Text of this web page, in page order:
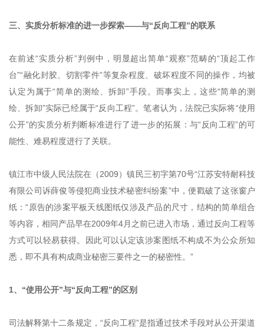
三、实质分析标准的进一步探索——与“反向工程”的联系
在前述“实质分析”判例中，明显超出简单“观察”范畴的“顶起工作
台”“融化封胶、切割零件”等复杂程度、破坏程度不同的操作，均被
认定为属于“简单的测绘、拆卸”手段。而事实上，这些“简单的测
绘、拆卸”实际已经属于“反向工程”。笔者认为，法院已实际将“使用
公开”的实质分析判断标准进行了进一步的拓展：与“反向工程”的可
能性、难易程度进行了关联。
镇江市中级人民法院在（2009）镇民三初字第70号“江苏安特耐科技
有限公司诉薛俊等侵犯商业技术秘密纠纷案”中，便戳破了这张窗户
纸：“原告的涉案平板天线图纸仅涉及产品的尺寸，结构的简单组合
等内容，相同产品早在2009年4月之前已进入市场，通过反向工程等
方式可以轻易获得。因此可以认定该涉案图纸不构成不为公众所知
悉，即不具有构成商业秘密三要件之一的秘密性。”
1、“使用公开”与“反向工程”的区别
司法解释第十二条规定，“反向工程”是指通过技术手段对从公开渠道